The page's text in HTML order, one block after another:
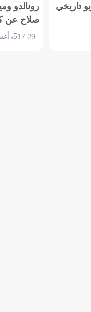
تاريخي
رونالدو
صلاح عن
17:295 أغسطس 2026